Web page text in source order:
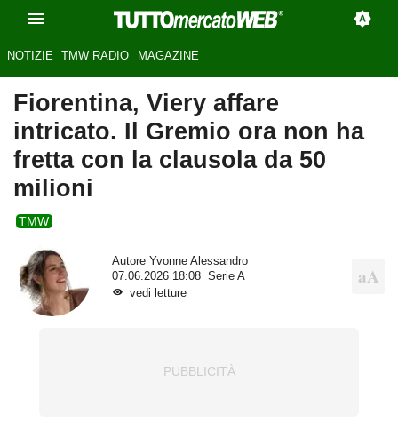
NOTIZIE TMW RADIO MAGAZINE
Fiorentina, Viery affare
intricato. Il Gremio ora non ha
fretta con la clausola da 50
milioni
TMW
Autore Yvonne Alessandro
07.06.2026 18:08
Serie A
vedi letture